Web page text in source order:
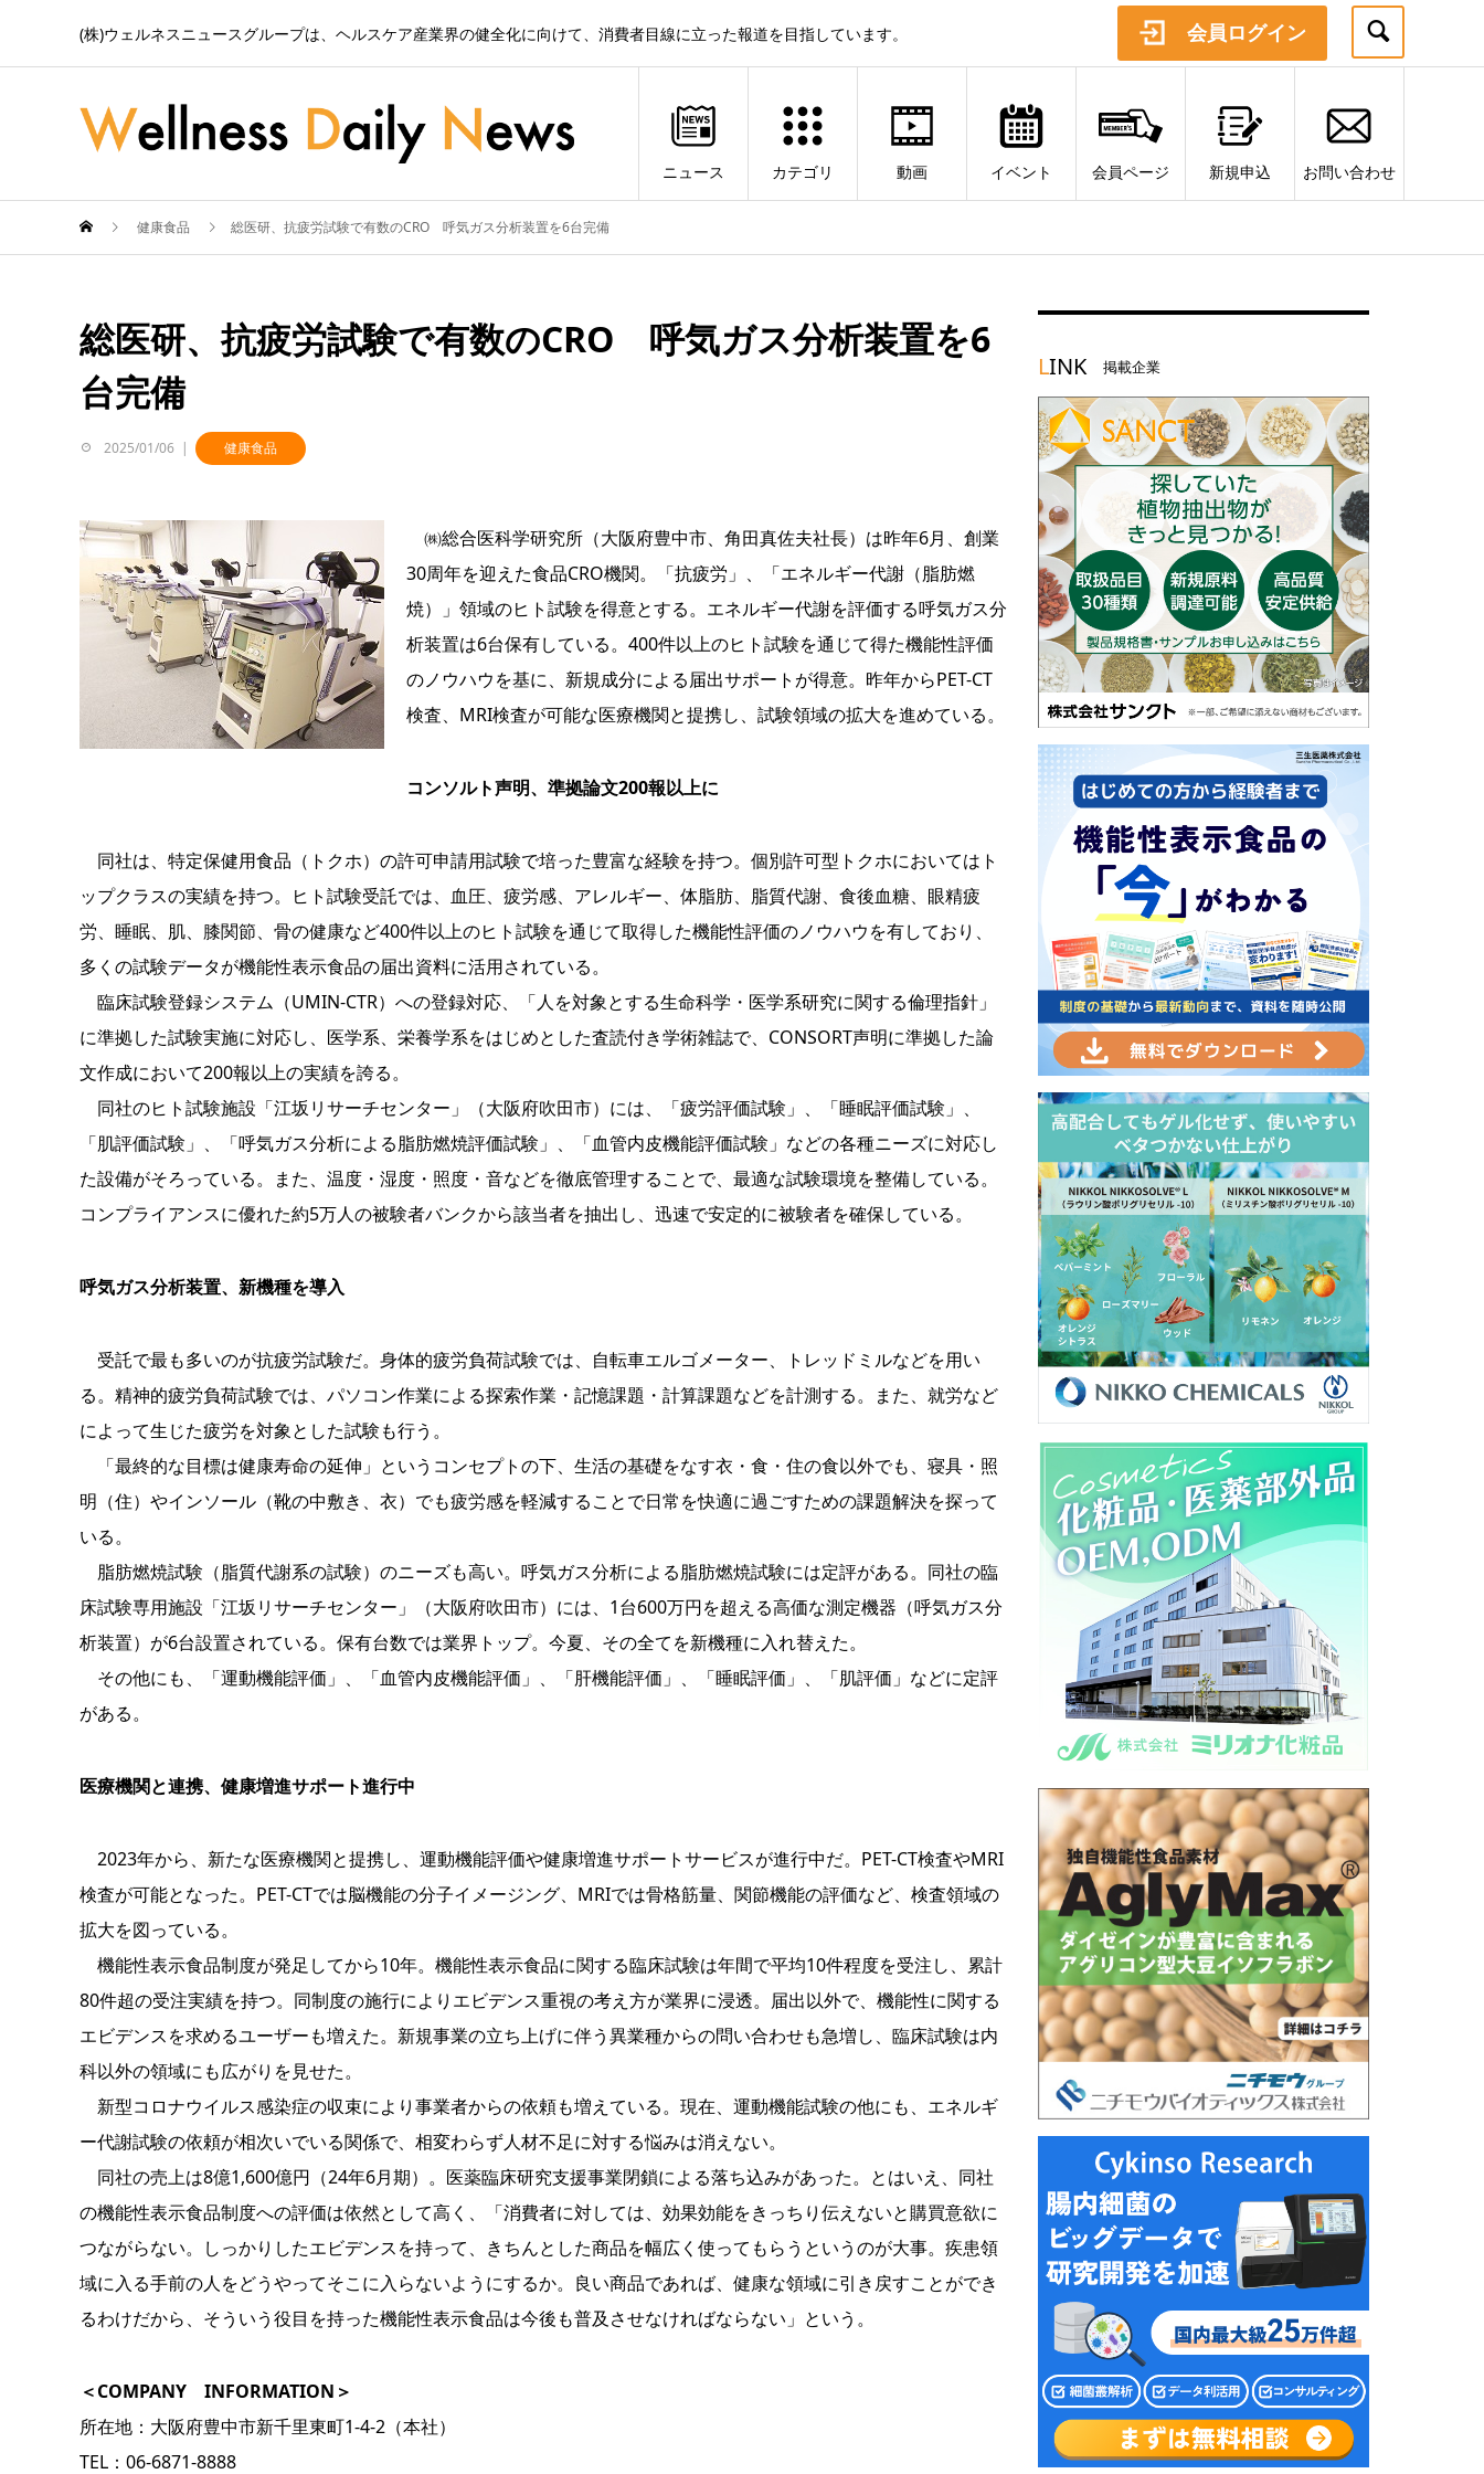
(株)ウェルネスニュースグループは、ヘルスケア産業界の健全化に向けて、消費者目線に立った報道を目指しています。 会員ログイン
ニュース カテゴリ 動画 イベント 会員ページ 新規申込 お問い合わせ
健康食品 総医研、抗疲労試験で有数のCRO 呼気ガス分析装置を6台完備
総医研、抗疲労試験で有数のCRO 呼気ガス分析装置を6
台完備
2025/01/06 健康食品
㈱総合医科学研究所（大阪府豊中市、角田真佐夫社長）は昨年6月、創業
30周年を迎えた食品CRO機関。「抗疲労」、「エネルギー代謝（脂肪燃
焼）」領域のヒト試験を得意とする。エネルギー代謝を評価する呼気ガス分
析装置は6台保有している。400件以上のヒト試験を通じて得た機能性評価
のノウハウを基に、新規成分による届出サポートが得意。昨年からPET-CT
検査、MRI検査が可能な医療機関と提携し、試験領域の拡大を進めている。
コンソルト声明、準拠論文200報以上に
同社は、特定保健用食品（トクホ）の許可申請用試験で培った豊富な経験を持つ。個別許可型トクホにおいてはト
ップクラスの実績を持つ。ヒト試験受託では、血圧、疲労感、アレルギー、体脂肪、脂質代謝、食後血糖、眼精疲
労、睡眠、肌、膝関節、骨の健康など400件以上のヒト試験を通じて取得した機能性評価のノウハウを有しており、
多くの試験データが機能性表示食品の届出資料に活用されている。
臨床試験登録システム（UMIN-CTR）への登録対応、「人を対象とする生命科学・医学系研究に関する倫理指針」
に準拠した試験実施に対応し、医学系、栄養学系をはじめとした査読付き学術雑誌で、CONSORT声明に準拠した論
文作成において200報以上の実績を誇る。
同社のヒト試験施設「江坂リサーチセンター」（大阪府吹田市）には、「疲労評価試験」、「睡眠評価試験」、
「肌評価試験」、「呼気ガス分析による脂肪燃焼評価試験」、「血管内皮機能評価試験」などの各種ニーズに対応し
た設備がそろっている。また、温度・湿度・照度・音などを徹底管理することで、最適な試験環境を整備している。
コンプライアンスに優れた約5万人の被験者バンクから該当者を抽出し、迅速で安定的に被験者を確保している。
呼気ガス分析装置、新機種を導入
受託で最も多いのが抗疲労試験だ。身体的疲労負荷試験では、自転車エルゴメーター、トレッドミルなどを用い
る。精神的疲労負荷試験では、パソコン作業による探索作業・記憶課題・計算課題などを計測する。また、就労など
によって生じた疲労を対象とした試験も行う。
「最終的な目標は健康寿命の延伸」というコンセプトの下、生活の基礎をなす衣・食・住の食以外でも、寝具・照
明（住）やインソール（靴の中敷き、衣）でも疲労感を軽減することで日常を快適に過ごすための課題解決を探って
いる。
脂肪燃焼試験（脂質代謝系の試験）のニーズも高い。呼気ガス分析による脂肪燃焼試験には定評がある。同社の臨
床試験専用施設「江坂リサーチセンター」（大阪府吹田市）には、1台600万円を超える高価な測定機器（呼気ガス分
析装置）が6台設置されている。保有台数では業界トップ。今夏、その全てを新機種に入れ替えた。
その他にも、「運動機能評価」、「血管内皮機能評価」、「肝機能評価」、「睡眠評価」、「肌評価」などに定評
がある。
医療機関と連携、健康増進サポート進行中
2023年から、新たな医療機関と提携し、運動機能評価や健康増進サポートサービスが進行中だ。PET-CT検査やMRI
検査が可能となった。PET-CTでは脳機能の分子イメージング、MRIでは骨格筋量、関節機能の評価など、検査領域の
拡大を図っている。
機能性表示食品制度が発足してから10年。機能性表示食品に関する臨床試験は年間で平均10件程度を受注し、累計
80件超の受注実績を持つ。同制度の施行によりエビデンス重視の考え方が業界に浸透。届出以外で、機能性に関する
エビデンスを求めるユーザーも増えた。新規事業の立ち上げに伴う異業種からの問い合わせも急増し、臨床試験は内
科以外の領域にも広がりを見せた。
新型コロナウイルス感染症の収束により事業者からの依頼も増えている。現在、運動機能試験の他にも、エネルギ
ー代謝試験の依頼が相次いでいる関係で、相変わらず人材不足に対する悩みは消えない。
同社の売上は8億1,600億円（24年6月期）。医薬臨床研究支援事業閉鎖による落ち込みがあった。とはいえ、同社
の機能性表示食品制度への評価は依然として高く、「消費者に対しては、効果効能をきっちり伝えないと購買意欲に
つながらない。しっかりしたエビデンスを持って、きちんとした商品を幅広く使ってもらうというのが大事。疾患領
域に入る手前の人をどうやってそこに入らないようにするか。良い商品であれば、健康な領域に引き戻すことができ
るわけだから、そういう役目を持った機能性表示食品は今後も普及させなければならない」という。
＜COMPANY INFORMATION＞
所在地：大阪府豊中市新千里東町1-4-2（本社）
TEL：06-6871-8888
LINK 掲載企業